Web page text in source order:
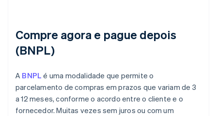
Compre agora e pague depois
(BNPL)
A BNPL é uma modalidade que permite o
parcelamento de compras em prazos que variam de 3
a 12 meses, conforme o acordo entre o cliente e o
fornecedor. Muitas vezes sem juros ou com um